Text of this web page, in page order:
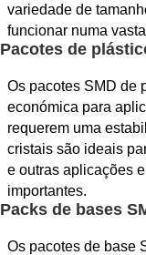
variedade de
funcionar numa
Pacotes de
Os pacotes SMD de
económica para
requerem uma
cristais são ideais
e outras aplicações
importantes.
Packs de bases
Os pacotes de base